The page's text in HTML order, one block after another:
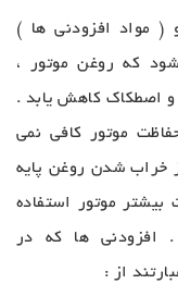
( مواد افزودنی‌ ها )
که روغن موتور ،
اصطکاک کاهش یابد .
موتور کافی نمی
خراب شدن روغن پایه
موتور استفاده
افزودنی ‌ها که در
از :